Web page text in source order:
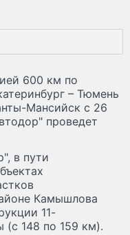
600 км по
– Тюмень
Мансийск с 26
проведет
в пути
Камышлова
11-
(с 148 по 159 км).